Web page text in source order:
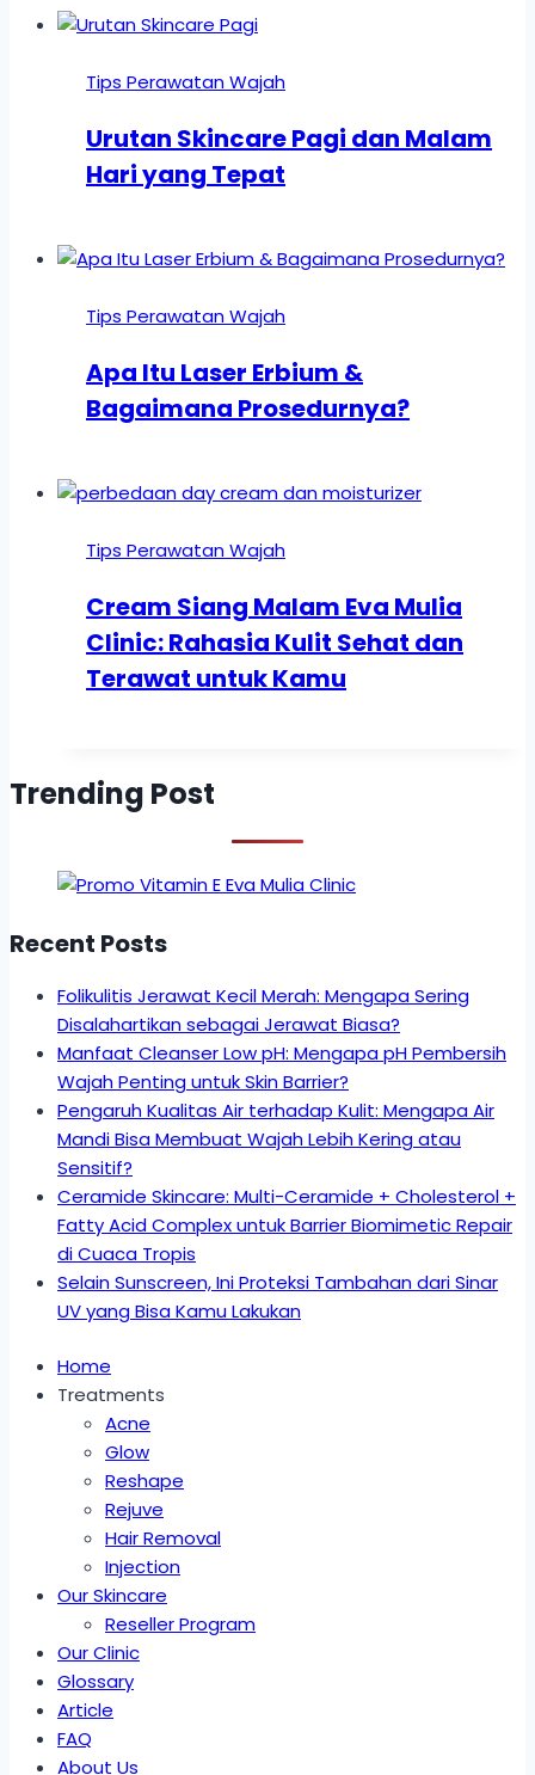
Tips Perawatan Wajah
Urutan Skincare Pagi dan Malam
Hari yang Tepat
Tips Perawatan Wajah
Apa Itu Laser Erbium &
Bagaimana Prosedurnya?
Tips Perawatan Wajah
Cream Siang Malam Eva Mulia
Clinic: Rahasia Kulit Sehat dan
Terawat untuk Kamu
Trending Post
Recent Posts
Folikulitis Jerawat Kecil Merah: Mengapa Sering
Disalahartikan sebagai Jerawat Biasa?
Manfaat Cleanser Low pH: Mengapa pH Pembersih
Wajah Penting untuk Skin Barrier?
Pengaruh Kualitas Air terhadap Kulit: Mengapa Air
Mandi Bisa Membuat Wajah Lebih Kering atau
Sensitif?
Ceramide Skincare: Multi-Ceramide + Cholesterol +
Fatty Acid Complex untuk Barrier Biomimetic Repair
di Cuaca Tropis
Selain Sunscreen, Ini Proteksi Tambahan dari Sinar
UV yang Bisa Kamu Lakukan
Home
Treatments
Acne
Glow
Reshape
Rejuve
Hair Removal
Injection
Our Skincare
Reseller Program
Our Clinic
Glossary
Article
FAQ
About Us